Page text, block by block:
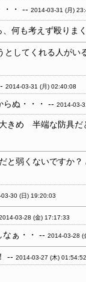
・・ -- 2014-03-31 (月)
何も考えず殴りま
してくれる人がい
2014-03-31 (月) 02:40:08
ぬ・・・ -- 2014-03-
きめ 半端な防具だ
と弱くないですか
30 (日) 19:20:03
03-28 (金) 17:17:33
なぁ・・ -- 2014-03-28 (
-- 2014-03-27 (木) 01:54:52